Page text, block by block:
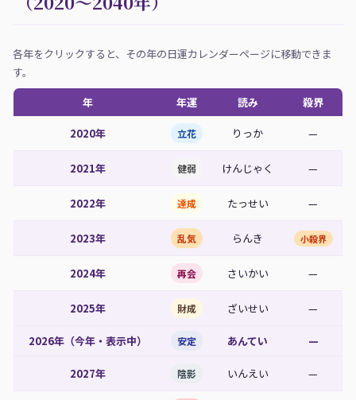
各年をクリックすると、その年の日運カレンダーページに移動できま
す。
年
年運 読み 殺界
2020年 立花 りっか —
2021年 健弱 けんじゃく —
2022年 達成 たっせい —
2023年 乱気 らんき 小殺界
2024年 再会 さいかい —
2025年 財成 ざいせい —
2026年（今年・表示中） 安定 あんてい —
2027年 陰影 いんえい —